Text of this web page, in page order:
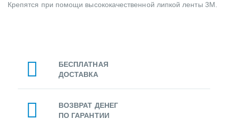
Крепятся при помощи высококачественной липкой ленты 3М.
БЕСПЛАТНАЯ
ДОСТАВКА
ВОЗВРАТ ДЕНЕГ
ПО ГАРАНТИИ